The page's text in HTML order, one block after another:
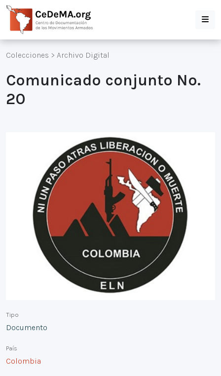
Colecciones > Archivo Digital
Comunicado conjunto No.
20
Tipo
Documento
País
Colombia